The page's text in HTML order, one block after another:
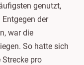
genutzt,
der
war die
So hatte sich
pro